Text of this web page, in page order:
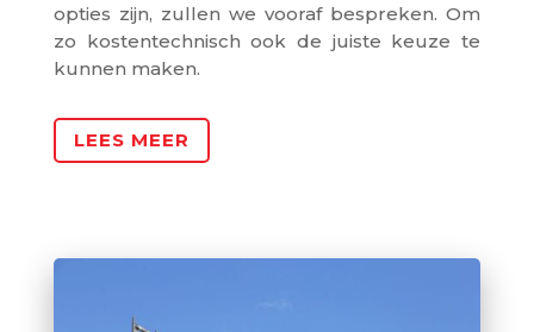
opties zijn, zullen we vooraf bespreken. Om
zo kostentechnisch ook de juiste keuze te
kunnen maken.
LEES MEER